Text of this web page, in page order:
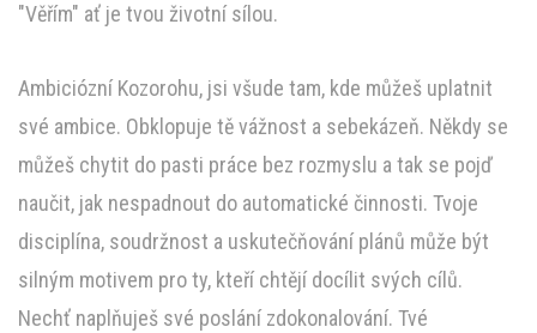
"Věřím" ať je tvou životní sílou.
Ambiciózní Kozorohu, jsi všude tam, kde můžeš uplatnit
své ambice. Obklopuje tě vážnost a sebekázeň. Někdy se
můžeš chytit do pasti práce bez rozmyslu a tak se pojď
naučit, jak nespadnout do automatické činnosti. Tvoje
disciplína, soudržnost a uskutečňování plánů může být
silným motivem pro ty, kteří chtějí docílit svých cílů.
Nechť naplňuješ své poslání zdokonalování. Tvé